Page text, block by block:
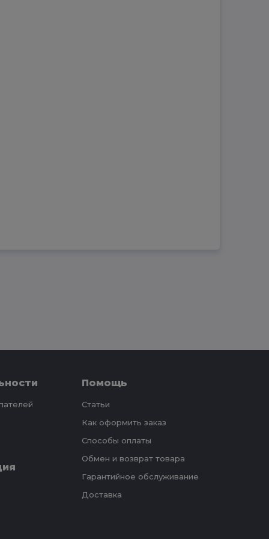
Помощь
Статьи
Как оформить заказ
Способы оплаты
Обмен и возврат товара
Гарантийное обслуживание
Доставка